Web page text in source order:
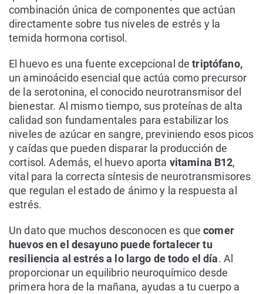
combinación única de componentes que actúan
directamente sobre tus niveles de estrés y la
temida hormona cortisol.
El huevo es una fuente excepcional detriptófano,
un aminoácido esencial que actúa como precursor
de la serotonina, el conocido neurotransmisor del
bienestar. Al mismo tiempo, sus proteínas de alta
calidad son fundamentales para estabilizar los
niveles de azúcar en sangre, previniendo esos picos
y caídas que pueden disparar la producción de
cortisol. Además, el huevo aporta vitamina B12,
vital para la correcta síntesis de neurotransmisores
que regulan el estado de ánimo y la respuesta al
estrés.
Un dato que muchos desconocen es quecomer
huevos en el desayuno puede fortalecer tu
resiliencia al estrés a lo largo de todo el día. Al
proporcionar un equilibrio neuroquímico desde
primera hora de la mañana, ayudas a tu cuerpo a